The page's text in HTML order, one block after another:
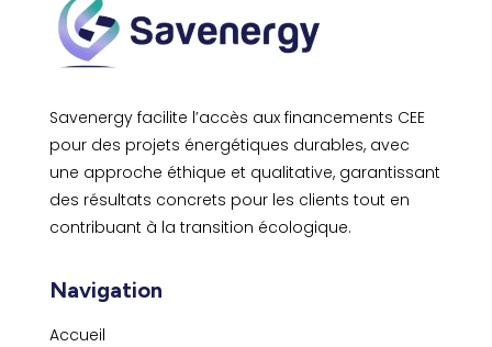
Savenergy facilite l’accès aux financements CEE
pour des projets énergétiques durables, avec
une approche éthique et qualitative, garantissant
des résultats concrets pour les clients tout en
contribuant à la transition écologique.
Navigation
Accueil